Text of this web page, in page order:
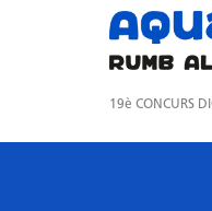
19è CONCURS